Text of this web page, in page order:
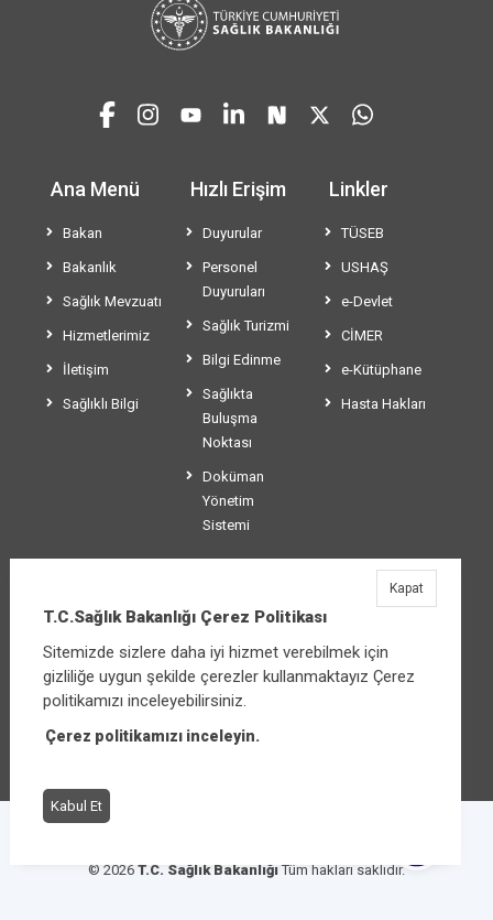
Ana Menü
Bakan
Bakanlık
Sağlık Mevzuatı
Hizmetlerimiz
İletişim
Sağlıklı Bilgi
Hızlı Erişim
Duyurular
Personel
Duyuruları
Sağlık Turizmi
Bilgi Edinme
Sağlıkta
Buluşma
Noktası
Doküman
Yönetim
Sistemi
Linkler
TÜSEB
USHAŞ
e-Devlet
CİMER
e-Kütüphane
Hasta Hakları
T.C.Sağlık Bakanlığı
Üniversiteler Mahallesi Şehit Mehmet Bayraktar
Caddesi No:3 Çankaya/Ankara
Santral:+90 312 585 10 00
© 2026 T.C. Sağlık BakanlığıTüm hakları saklıdır.
T.C.Sağlık Bakanlığı Çerez Politikası
Sitemizde sizlere daha iyi hizmet verebilmek için
gizliliğe uygun şekilde çerezler kullanmaktayız Çerez
politikamızı inceleyebilirsiniz.
Çerez politikamızı inceleyin.
Kabul Et
Kapat